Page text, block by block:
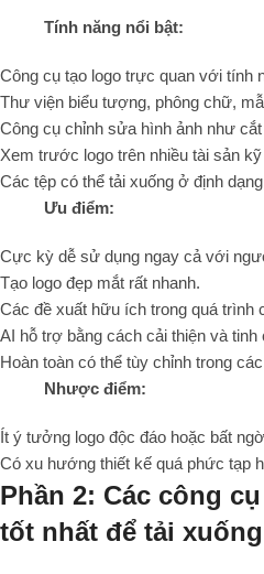
Tính năng nổi bật:
Công cụ tạo logo trực quan với tính
Thư viện biểu tượng, phông chữ,
Công cụ chỉnh sửa hình ảnh như
Xem trước logo trên nhiều tài sản
Các tệp có thể tải xuống ở định
Ưu điểm:
Cực kỳ dễ sử dụng ngay cả với
Tạo logo đẹp mắt rất nhanh.
Các đề xuất hữu ích trong quá trình
AI hỗ trợ bằng cách cải thiện và tinh
Hoàn toàn có thể tùy chỉnh trong
Nhược điểm:
Ít ý tưởng logo độc đáo hoặc bất
Có xu hướng thiết kế quá phức tạp
Phần 2: Các công
tốt nhất để tải